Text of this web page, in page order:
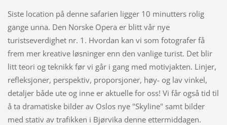
Siste location på denne safarien ligger 10 minutters rolig
gange unna. Den Norske Opera er blitt vår nye
turistseverdighet nr. 1. Hvordan kan vi som fotografer få
frem mer kreative løsninger enn den vanlige turist. Det blir
litt teori og teknikk før vi går i gang med motivjakten. Linjer,
refleksjoner, perspektiv, proporsjoner, høy- og lav vinkel,
detaljer både ute og inne er aktuelle for oss! Vi får også tid til
å ta dramatiske bilder av Oslos nye "Skyline" samt bilder
med stativ av trafikken i Bjørvika denne ettermiddagen.